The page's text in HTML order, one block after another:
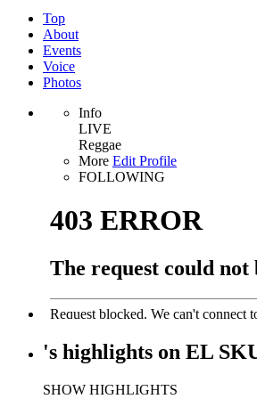
Top
About
Events
Voice
Photos
Info
LIVE
Reggae
More Edit Profile
FOLLOWING
's highlights on EL
SHOW HIGHLIGHTS